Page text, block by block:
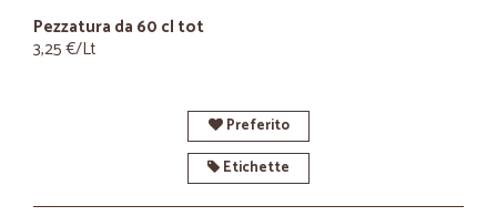
Pezzatura da 60 cl tot
3,25 €/Lt
Preferito
Etichette